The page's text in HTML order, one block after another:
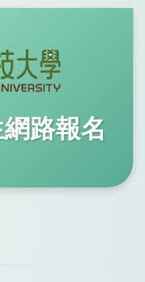
路報名